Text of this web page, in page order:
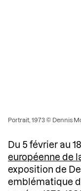
Portrait, 1973 © Dennis
Du 5 février au
européenne de
exposition de
emblématique